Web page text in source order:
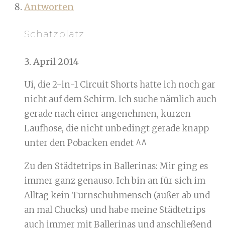
Antworten
Schatzplatz
3. April 2014
Ui, die 2-in-1 Circuit Shorts hatte ich noch gar
nicht auf dem Schirm. Ich suche nämlich auch
gerade nach einer angenehmen, kurzen
Laufhose, die nicht unbedingt gerade knapp
unter den Pobacken endet ^^
Zu den Städtetrips in Ballerinas: Mir ging es
immer ganz genauso. Ich bin an für sich im
Alltag kein Turnschuhmensch (außer ab und
an mal Chucks) und habe meine Städtetrips
auch immer mit Ballerinas und anschließend